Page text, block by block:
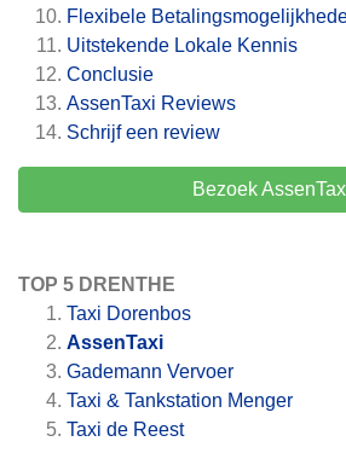
Flexibele
Uitstekende Lokale Kennis
Conclusie
AssenTaxi Reviews
Schrijf een review
Bezoek
TOP 5 DRENTHE
Taxi Dorenbos
AssenTaxi
Gademann Vervoer
Taxi & Tankstation Menger
Taxi de Reest